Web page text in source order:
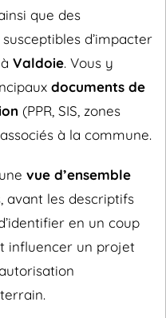
ainsi que des
susceptibles d’impacter
Valdoie. Vous y
documents de
(PPR, SIS, zones
à la commune.
vue d’ensemble
avant les descriptifs
en un coup
influencer un projet